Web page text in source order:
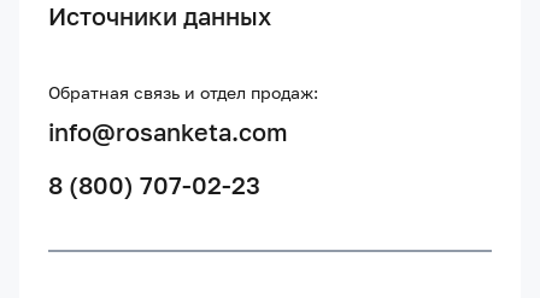
Источники данных
Обратная связь и отдел продаж:
info@rosanketa.com
8 (800) 707-02-23